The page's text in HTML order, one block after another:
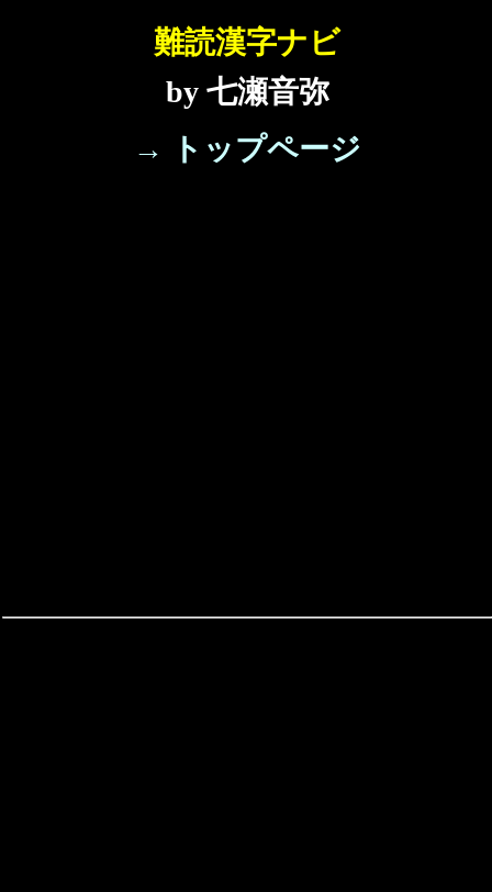
難読漢字ナビ
by 七瀬音弥
→ トップページ